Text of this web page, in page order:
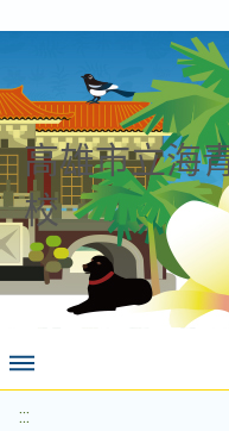
高雄市立海
校
:::